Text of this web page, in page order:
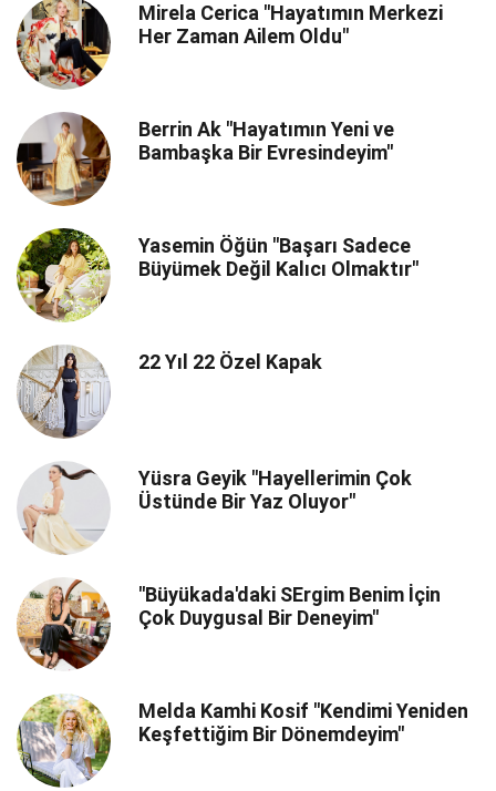
Mirela Cerica "Hayatımın Merkezi
Her Zaman Ailem Oldu"
Berrin Ak "Hayatımın Yeni ve
Bambaşka Bir Evresindeyim"
Yasemin Öğün "Başarı Sadece
Büyümek Değil Kalıcı Olmaktır"
22 Yıl 22 Özel Kapak
Yüsra Geyik "Hayellerimin Çok
Üstünde Bir Yaz Oluyor"
"Büyükada'daki SErgim Benim İçin
Çok Duygusal Bir Deneyim"
Melda Kamhi Kosif "Kendimi Yeniden
Keşfettiğim Bir Dönemdeyim"